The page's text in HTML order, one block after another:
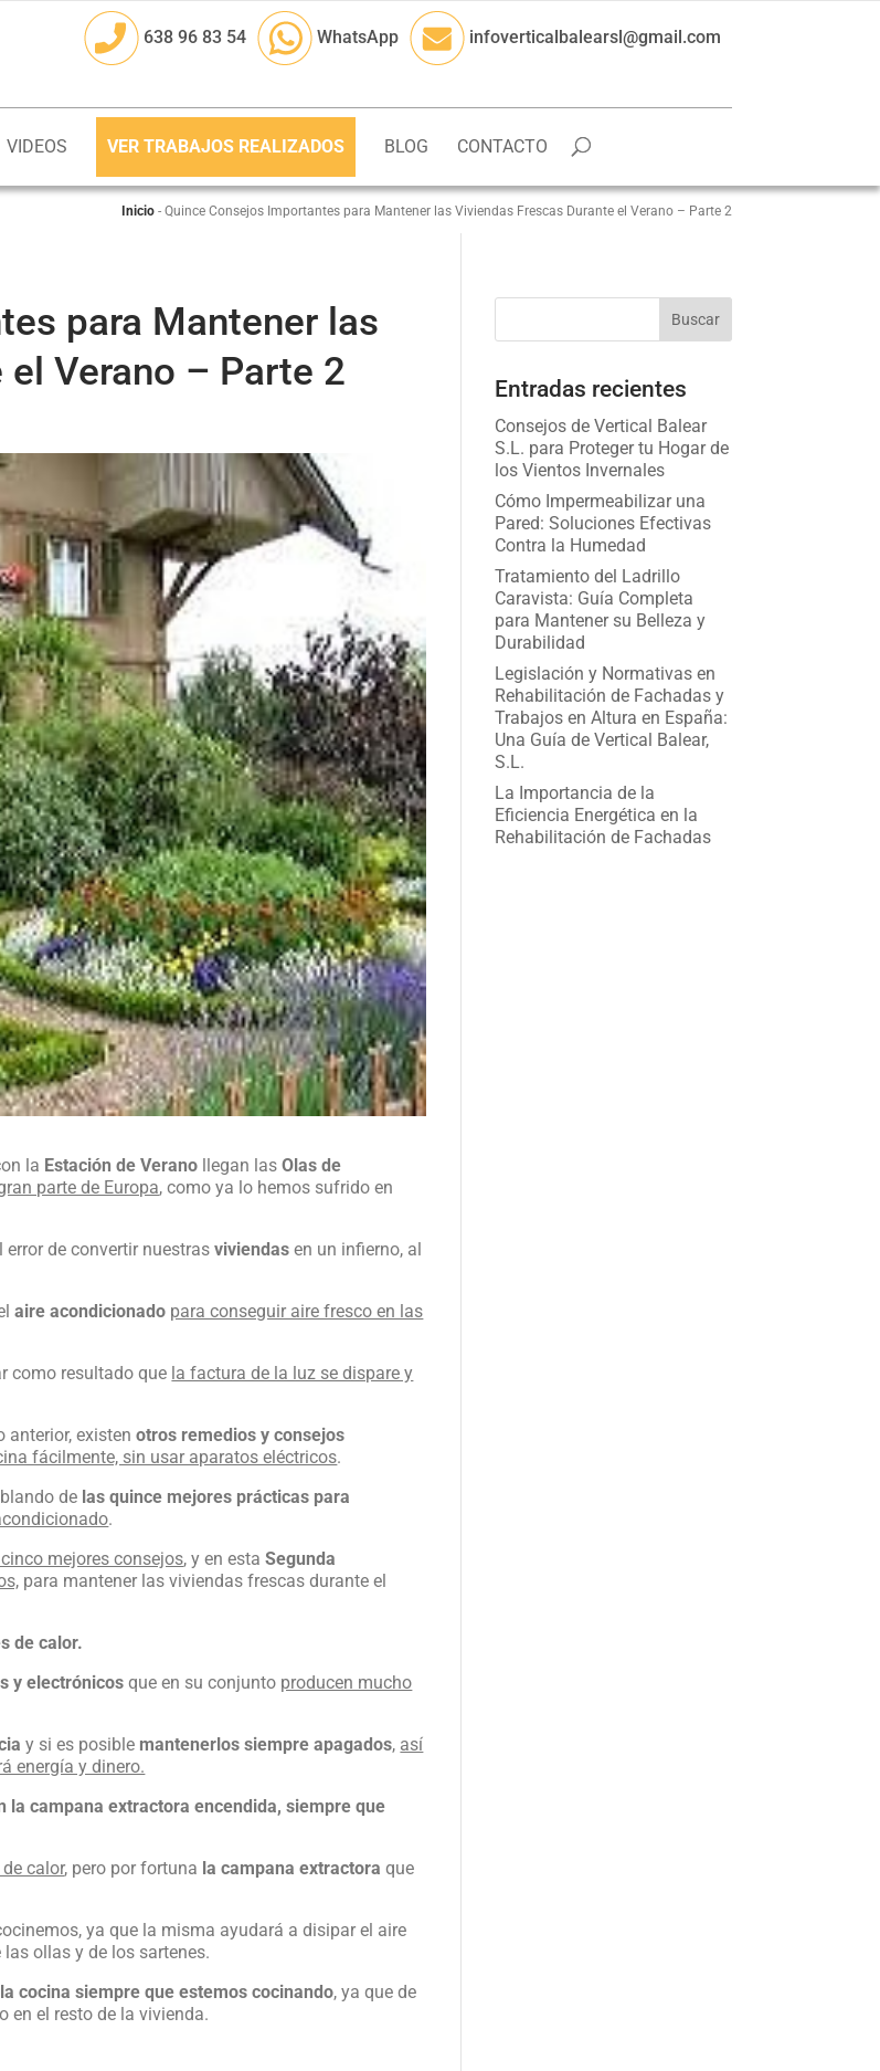
638 96 83 54 WhatsApp infoverticalbalearsl@gmail.com
VIDEOS VER TRABAJOS REALIZADOS BLOG CONTACTO
Inicio- Quince Consejos Importantes para Mantener las Viviendas Frescas Durante el Verano – Parte 2
para Mantener las
Verano – Parte 2
la Estación de Verano llegan lasOlas de
parte de Europa, como ya lo hemos sufrido en
error de convertir nuestrasviviendas en un infierno, al
aire acondicionado para conseguir aire fresco en las
como resultado que la factura de la luz se dispare y
anterior, existenotros remedios y consejos
fácilmente, sin usar aparatos eléctricos.
de las quince mejores prácticas para
.
mejores consejos, y en estaSegunda
para mantener las viviendas frescas durante el
de calor.
y electrónicos que en su conjunto producen mucho
y si es posible mantenerlos siempre apagados, así
energía y dinero.
la campana extractora encendida, siempre que
calor, pero por fortuna la campana extractora que
ya que la misma ayudará a disipar el aire
ollas y de los sartenes.
cocina siempre que estemos cocinando, ya que de
en el resto de la vivienda.
Entradas recientes
Consejos de Vertical Balear
S.L. para Proteger tu Hogar de
los Vientos Invernales
Cómo Impermeabilizar una
Pared: Soluciones Efectivas
Contra la Humedad
Tratamiento del Ladrillo
Caravista: Guía Completa
para Mantener su Belleza y
Durabilidad
Legislación y Normativas en
Rehabilitación de Fachadas y
Trabajos en Altura en España:
Una Guía de Vertical Balear,
S.L.
La Importancia de la
Eficiencia Energética en la
Rehabilitación de Fachadas